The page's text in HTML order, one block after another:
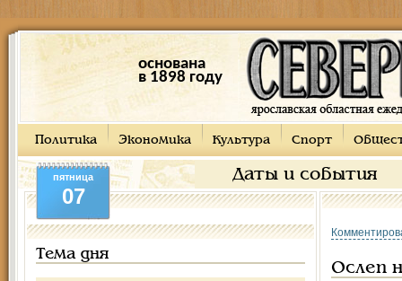
основана
в 1898 году
Политика Экономика Культура Спорт
Даты и события
пятница
07
Тема дня
Ослеп